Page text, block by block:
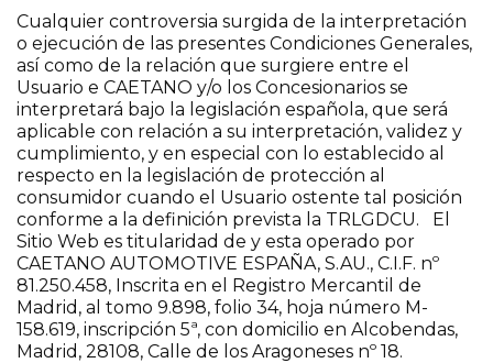
Cualquier controversia surgida de la interpretación
o ejecución de las presentes Condiciones Generales,
así como de la relación que surgiere entre el
Usuario e CAETANO y/o los Concesionarios se
interpretará bajo la legislación española, que será
aplicable con relación a su interpretación, validez y
cumplimiento, y en especial con lo establecido al
respecto en la legislación de protección al
consumidor cuando el Usuario ostente tal posición
conforme a la definición prevista la TRLGDCU. El
Sitio Web es titularidad de y esta operado por
CAETANO AUTOMOTIVE ESPAÑA, S.AU., C.I.F. nº
81.250.458, Inscrita en el Registro Mercantil de
Madrid, al tomo 9.898, folio 34, hoja número M-
158.619, inscripción 5ª, con domicilio en Alcobendas,
Madrid, 28108, Calle de los Aragoneses nº 18.